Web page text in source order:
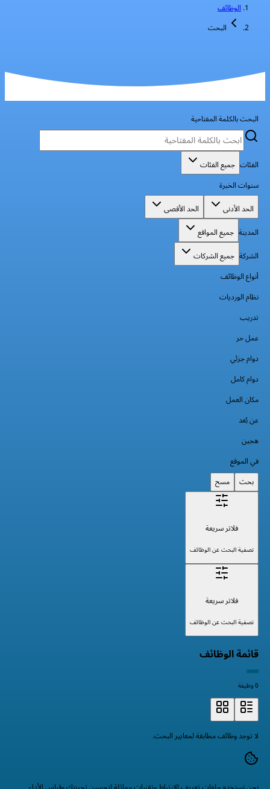
الوظائف
البحث
البحث بالكلمة المفتاحية
الفئات جميع الفئات
سنوات الخبرة
الحد الأدنى
الحد الأقصى
المدينة جميع المواقع
الشركة جميع الشركات
أنواع الوظائف
نظام الورديات
تدريب
عمل حر
دوام جزئي
دوام كامل
مكان العمل
عن بُعد
هجين
في الموقع
بحث
مسح
فلاتر سريعة
تصفية البحث عن الوظائف
فلاتر سريعة
تصفية البحث عن الوظائف
قائمة الوظائف
0 وظيفة
لا توجد وظائف مطابقة لمعايير البحث.